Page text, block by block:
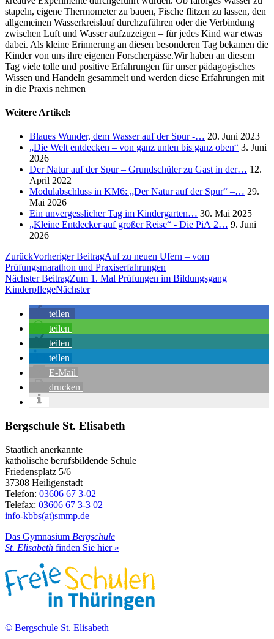
stapeln, eigene Thermometer zu bauen, Fische flitzen zu lassen, den
allgemeinen Wasserkreislauf durchzuführen oder die Verbindung
zwischen Luft und Wasser aufzuzeigen – für jedes Kind war etwas
dabei. Als kleine Erinnerung an diesen besonderen Tag bekamen die
Kinder von uns ihre eigenen Forscherpässe.Wir haben an diesem
Tag viele tolle und positive Erfahrungen für unser pädagogisches
Wissen und Handeln gesammelt und werden diese Erfahrungen mit
in die Praxis nehmen
Weitere Artikel:
Blaues Wunder, dem Wasser auf der Spur -… 20. Juni 2023
„Die Welt entdecken – von ganz unten bis ganz oben“ 3. Juni
2026
Der Natur auf der Spur – Grundschüler zu Gast in der… 12.
April 2022
Modulabschluss in KM6: „Der Natur auf der Spur“ –… 29.
Mai 2026
Ein unvergesslicher Tag im Kindergarten… 30. Mai 2025
„Kleine Entdecker auf großer Reise“ - Die PiA 2… 9. Juni
2026
ZurückVorheriger BeitragAuf zu neuen Ufern – vom
Prüfungsmarathon und Praxiserfahrungen
Nächster BeitragZum 1. Mal Prüfungen im Bildungsgang
KinderpflegeNächster
teilen
teilen
teilen
teilen
E-Mail
drucken
Bergschule St. Elisabeth
Staatlich anerkannte
katholische berufsbildende Schule
Friedensplatz 5/6
37308 Heiligenstadt
Telefon: 03606 67 3-02
Telefax: 03606 67 3-3 02
info-kbbs(at)smmp.de
Das Gymnasium Bergschule
St. Elisabeth finden Sie hier »
© Bergschule St. Elisabeth